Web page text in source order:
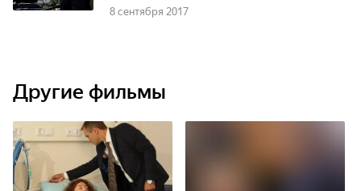
8 сентября 2017
Другие фильмы